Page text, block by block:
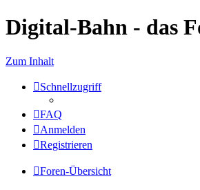
Digital-Bahn - das
Zum Inhalt
Schnellzugriff
FAQ
Anmelden
Registrieren
Foren-Übersicht